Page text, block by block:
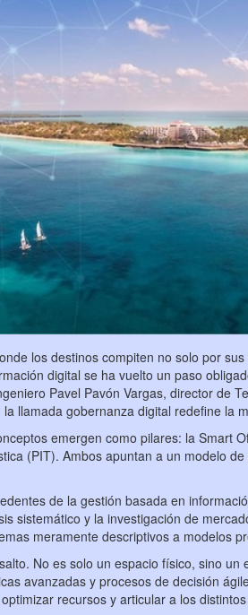
los destinos compiten no solo por
digital se ha vuelto un paso
Pavel Pavón Vargas, director de
llamada gobernanza digital redefine la
emergen como pilares: la Smart
(PIT). Ambos apuntan a un modelo
de la gestión basada en
sistemático y la investigación de
meramente descriptivos a modelos
No es solo un espacio físico, sino un
avanzadas y procesos de decisión
recursos y articular a los